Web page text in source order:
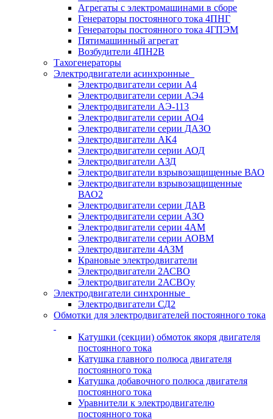
Агрегаты с электромашинами в сборе
Генераторы постоянного тока 4ПНГ
Генераторы постоянного тока 4ГПЭМ
Пятимашинный агрегат
Возбудители 4ПН2В
Тахогенераторы
Электродвигатели асинхронные
Электродвигатели серии А4
Электродвигатели серии АЭ4
Электродвигатели АЭ-113
Электродвигатели серии АО4
Электродвигатели серии ДАЗО
Электродвигатели АК4
Электродвигатели серии АОД
Электродвигатели АЗД
Электродвигатели взрывозащищенные ВАО
Электродвигатели взрывозащищенные
ВАО2
Электродвигатели серии ДАВ
Электродвигатели серии АЗО
Электродвигатели серии 4АМ
Электродвигатели серии АОВМ
Электродвигатели 4АЗМ
Крановые электродвигатели
Электродвигатели 2АСВО
Электродвигатели 2АСВОу
Электродвигатели синхронные
Электродвигатели СД2
Обмотки для электродвигателей постоянного тока
Катушки (секции) обмоток якоря двигателя
постоянного тока
Катушка главного полюса двигателя
постоянного тока
Катушка добавочного полюса двигателя
постоянного тока
Уравнители к электродвигателю
постоянного тока